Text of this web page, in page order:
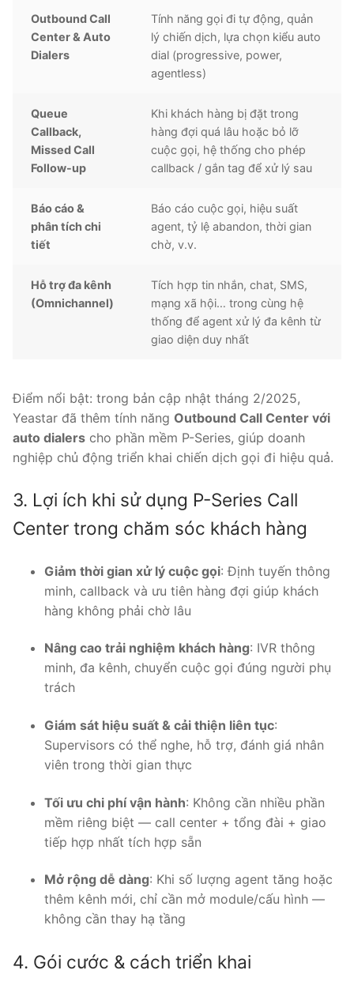
Outbound Call
Center & Auto
Dialers
Tính năng gọi đi tự động, quản
lý chiến dịch, lựa chọn kiểu auto
dial (progressive, power,
agentless)
Queue
Callback,
Missed Call
Follow-up
Khi khách hàng bị đặt trong
hàng đợi quá lâu hoặc bỏ lỡ
cuộc gọi, hệ thống cho phép
callback / gắn tag để xử lý sau
Báo cáo &
phân tích chi
tiết
Báo cáo cuộc gọi, hiệu suất
agent, tỷ lệ abandon, thời gian
chờ, v.v.
Hỗ trợ đa kênh
(Omnichannel)
Tích hợp tin nhắn, chat, SMS,
mạng xã hội… trong cùng hệ
thống để agent xử lý đa kênh từ
giao diện duy nhất
Điểm nổi bật: trong bản cập nhật tháng 2/2025,
Yeastar đã thêm tính năng Outbound Call Center với
auto dialers cho phần mềm P-Series, giúp doanh
nghiệp chủ động triển khai chiến dịch gọi đi hiệu quả.
3. Lợi ích khi sử dụng P-Series Call
Center trong chăm sóc khách hàng
Giảm thời gian xử lý cuộc gọi: Định tuyến thông
minh, callback và ưu tiên hàng đợi giúp khách
hàng không phải chờ lâu
Nâng cao trải nghiệm khách hàng: IVR thông
minh, đa kênh, chuyển cuộc gọi đúng người phụ
trách
Giám sát hiệu suất & cải thiện liên tục:
Supervisors có thể nghe, hỗ trợ, đánh giá nhân
viên trong thời gian thực
Tối ưu chi phí vận hành: Không cần nhiều phần
mềm riêng biệt — call center + tổng đài + giao
tiếp hợp nhất tích hợp sẵn
Mở rộng dễ dàng: Khi số lượng agent tăng hoặc
thêm kênh mới, chỉ cần mở module/cấu hình —
không cần thay hạ tầng
4. Gói cước & cách triển khai